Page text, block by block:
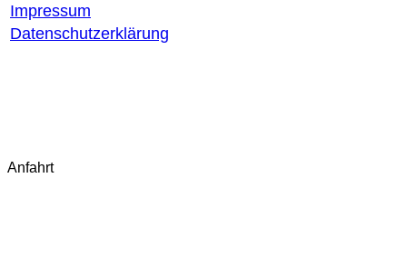
Impressum
Datenschutzerklärung
Anfahrt